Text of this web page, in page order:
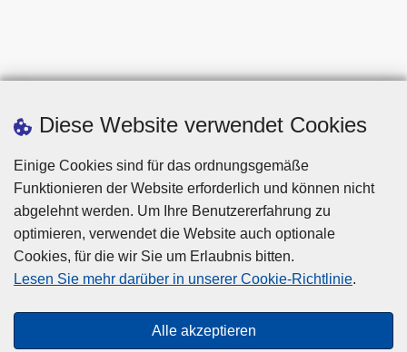
Diese Website verwendet Cookies
Einige Cookies sind für das ordnungsgemäße
Funktionieren der Website erforderlich und können nicht
abgelehnt werden. Um Ihre Benutzererfahrung zu
optimieren, verwendet die Website auch optionale
Cookies, für die wir Sie um Erlaubnis bitten.
Lesen Sie mehr darüber in unserer Cookie-Richtlinie.
Alle akzeptieren
Disclaimer
Privacy
Cookies
Barrierefreiheit